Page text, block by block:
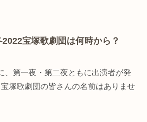
宝塚歌劇団は何時から？
、第一夜・第二夜ともに出演者が発
塚歌劇団の皆さんの名前はありませ